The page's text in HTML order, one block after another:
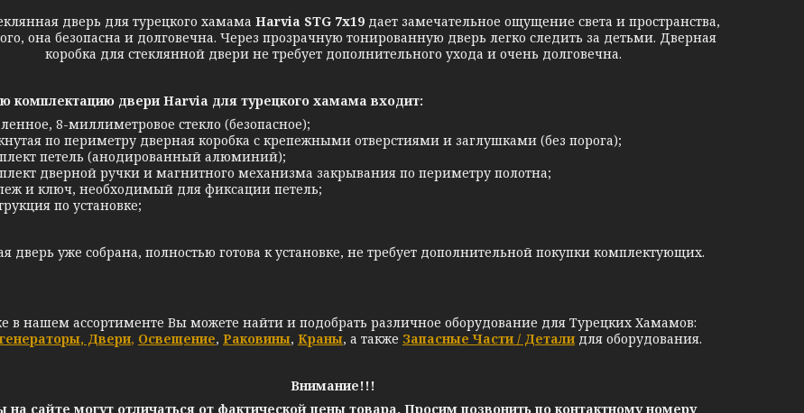
дверь для турецкого хамама Harvia STG 7х19 дает замечательное ощущение света и пространства,
она безопасна и долговечна. Через прозрачную тонированную дверь легко следить за детьми. Дверная
коробка для стеклянной двери не требует дополнительного ухода и очень долговечна.
комплектацию двери Harvia для турецкого хамама входит:
8-миллиметровое стекло (безопасное);
по периметру дверная коробка с крепежными отверстиями и заглушками (без порога);
петель (анодированный алюминий);
дверной ручки и магнитного механизма закрывания по периметру полотна;
и ключ, необходимый для фиксации петель;
по установке;
дверь уже собрана, полностью готова к установке, не требует дополнительной покупки комплектующих.
в нашем ассортименте Вы можете найти и подобрать различное оборудование для Турецких Хамамов:
, Двери, Освещение, Раковины, Краны, а также Запасные Части / Детали для оборудования.
Внимание!!!
на сайте могут отличаться от фактической цены товара. Просим позвонить по контактному номеру